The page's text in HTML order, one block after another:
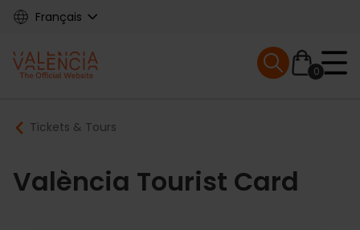
Skip
content
Français
Main
navigation
0
Mobile menu
Breadcrumb
Tickets & Tours
València Tourist Card